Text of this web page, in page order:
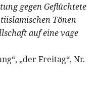
gegen Geflüchtete
Tönen
auf eine vage
„der Freitag“, Nr.